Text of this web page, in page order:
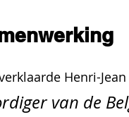
Henri-
van de